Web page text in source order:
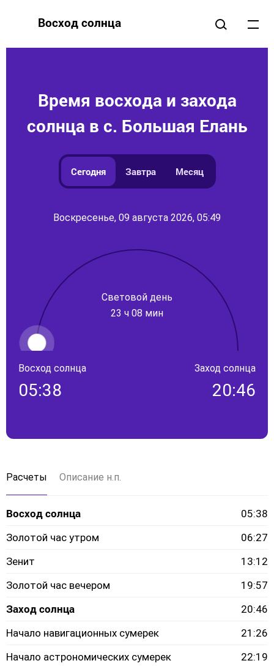
Восход солнца
Время восхода и захода
солнца в с. Большая Елань
Сегодня Завтра Месяц
Воскресенье, 09 августа 2026, 05:49
Световой день
23 ч 08 мин
Восход солнца
05:38
Заход солнца
20:46
Расчеты Описание н.п.
Восход солнца
05:38
Золотой час утром
06:27
Зенит
13:12
Золотой час вечером
19:57
Заход солнца
20:46
Начало навигационных сумерек
21:26
Начало астрономических сумерек
22:19